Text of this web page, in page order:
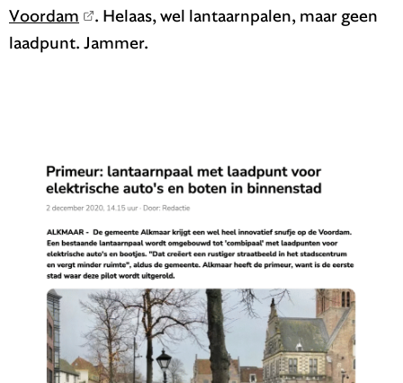
Voordam
. Helaas, wel lantaarnpalen, maar geen
laadpunt. Jammer.